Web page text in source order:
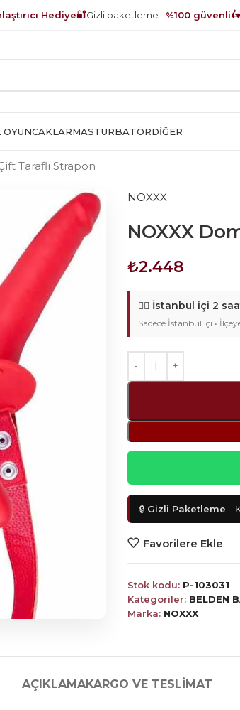
Hediye🔐Gizli paketleme –%100 güvenli🛵
MASTÜRBATÖRDIĞER
Taraflı Strapon
NOXXX
NOXXX
₺2.448
🚴‍♂️ İstanbul içi 2
Sadece İstanbul içi •
🔒 Gizli Paketleme –
Favorilere Ekle
Stok kodu: P-103031
Kategoriler: BELDEN
Marka: NOXXX
AÇIKLAMAKARGO VE TESLIMAT